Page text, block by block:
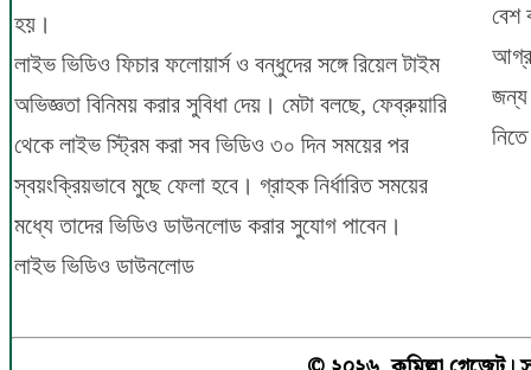
হয়।
লাইভ ভিডিও ফিচার ফলোয়ার্স ও বন্ধুদের সঙ্গে রিয়েল টাইম
অভিজ্ঞতা বিনিময় করার সুবিধা দেয়। মেটা বলছে, ফেব্রুয়ারি
থেকে লাইভ স্ট্রিম করা সব ভিডিও ৩০ দিন সময়ের পর
স্বয়ংক্রিয়ভাবে মুছে ফেলা হবে। গ্রাহক নির্ধারিত সময়ের
মধ্যে তাদের ভিডিও ডাউনলোড করার সুযোগ পাবেন।
লাইভ ভিডিও ডাউনলোড
বেশ
জন্য